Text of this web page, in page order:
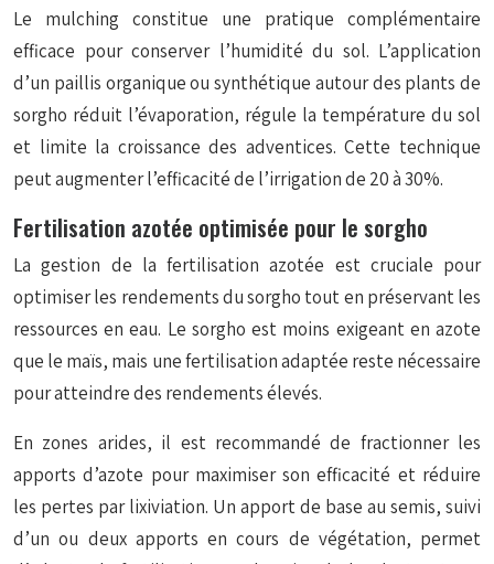
Le mulching constitue une pratique complémentaire
efficace pour conserver l’humidité du sol. L’application
d’un paillis organique ou synthétique autour des plants de
sorgho réduit l’évaporation, régule la température du sol
et limite la croissance des adventices. Cette technique
peut augmenter l’efficacité de l’irrigation de 20 à 30%.
Fertilisation azotée optimisée pour le sorgho
La gestion de la fertilisation azotée est cruciale pour
optimiser les rendements du sorgho tout en préservant les
ressources en eau. Le sorgho est moins exigeant en azote
que le maïs, mais une fertilisation adaptée reste nécessaire
pour atteindre des rendements élevés.
En zones arides, il est recommandé de fractionner les
apports d’azote pour maximiser son efficacité et réduire
les pertes par lixiviation. Un apport de base au semis, suivi
d’un ou deux apports en cours de végétation, permet